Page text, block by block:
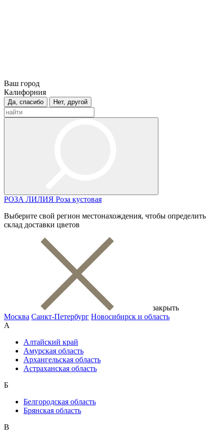
Ваш город
Калифорния
Да, спасибо Нет, другой
РОЗА ЛИЛИЯ Роза кустовая
Выберите свой регион местонахождения, чтобы определить
склад доставки цветов
закрыть
Москва Санкт-Петербург Новосибирск и область
А
Алтайский край
Амурская область
Архангельская область
Астраханская область
Б
Белгородская область
Брянская область
В